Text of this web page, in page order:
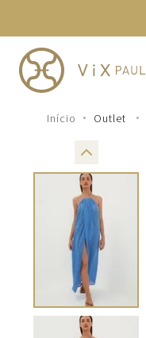
Outlet
cheeky
2º
vestido
vestido curto
vestidos